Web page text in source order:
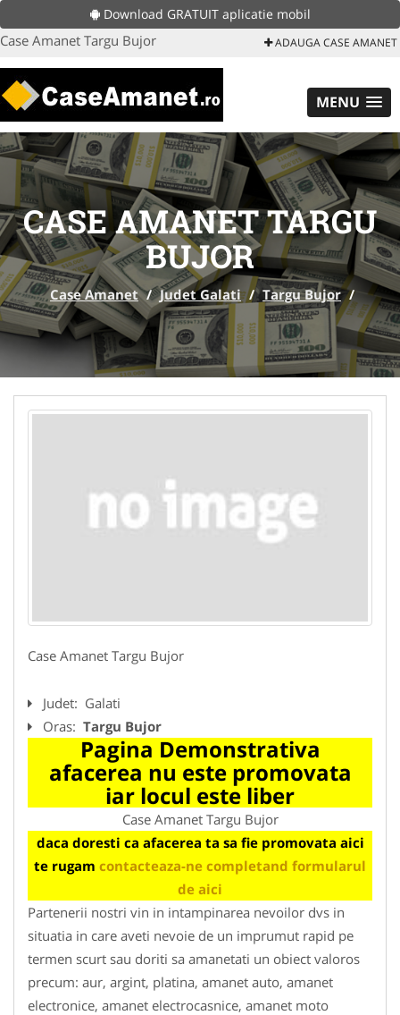
Download GRATUIT aplicatie mobil
Case Amanet Targu Bujor ADAUGA CASE AMANET
MENU
CASE AMANET TARGU
BUJOR
Case Amanet / Judet Galati / Targu Bujor /
Case Amanet Targu Bujor
Judet: Galati
Oras: Targu Bujor
Pagina Demonstrativa
afacerea nu este promovata
iar locul este liber
Case Amanet Targu Bujor
daca doresti ca afacerea ta sa fie promovata aici
te rugam contacteaza-ne completand formularul
de aici
Partenerii nostri vin in intampinarea nevoilor dvs in
situatia in care aveti nevoie de un imprumut rapid pe
termen scurt sau doriti sa amanetati un obiect valoros
precum: aur, argint, platina, amanet auto, amanet
electronice, amanet electrocasnice, amanet moto